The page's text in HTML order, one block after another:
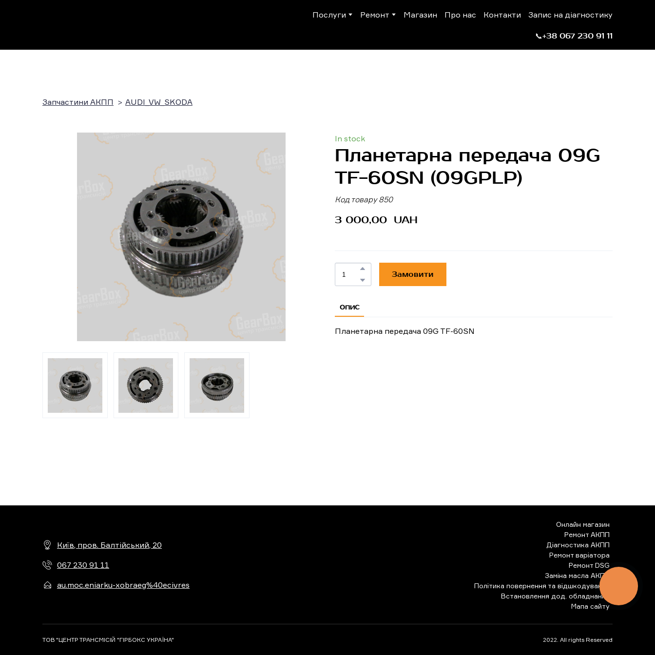
Послуги Ремонт Магазин Про нас Контакти Запис на діагностику
📞+38 067 230 91 11
Запчастини АКПП AUDI_VW_SKODA
In stock
Планетарна передача 09G
TF-60SN (09GPLP)
Код товару 850
3 000,00  UAH
Замовити
ОПИС
Планетарна передача 09G TF-60SN
Київ, пров. Балтійський, 20
067 230 91 11
au.moc.eniarku-xobraeg%40ecivres
Онлайн магазин
Ремонт АКПП
Діагностика АКПП
Ремонт варіатора
Ремонт DSG
Заміна масла АКПП
Політика повернення та відшкодування
Встановлення дод. обладнання
Мапа сайту
ТОВ "ЦЕНТР ТРАНСМІСІЙ "ГІРБОКС УКРАЇНА" 2022. All rights Reserved